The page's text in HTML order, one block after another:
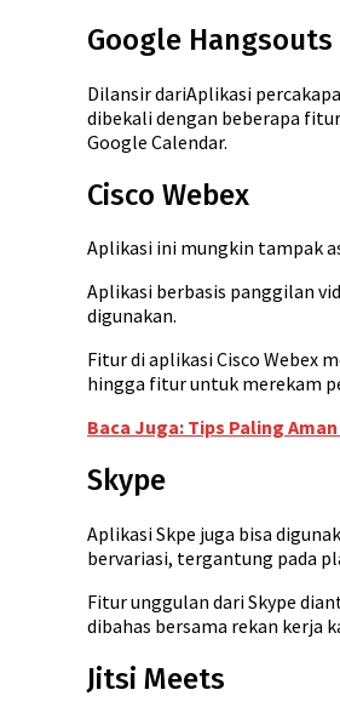
Google
Dilansir dariAplikasi
dibekali dengan beberapa
Google Calendar.
Cisco Webex
Aplikasi ini mungkin tampak
Aplikasi berbasis panggilan
digunakan.
Fitur di aplikasi Cisco Webex
hingga fitur untuk merekam
Baca Juga: Tips Paling
Skype
Aplikasi Skpe juga bisa
bervariasi, tergantung pada
Fitur unggulan dari Skype
dibahas bersama rekan kerja
Jitsi Meets